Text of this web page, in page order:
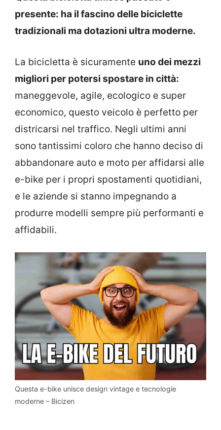
presente: ha il fascino delle biciclette
tradizionali ma dotazioni ultra moderne.
La bicicletta è sicuramente uno dei mezzi
migliori per potersi spostare in città:
maneggevole, agile, ecologico e super
economico, questo veicolo è perfetto per
districarsi nel traffico. Negli ultimi anni
sono tantissimi coloro che hanno deciso di
abbandonare auto e moto per affidarsi alle
e-bike per i propri spostamenti quotidiani,
e le aziende si stanno impegnando a
produrre modelli sempre più performanti e
affidabili.
Questa e-bike unisce design vintage e tecnologie
moderne – Bicizen